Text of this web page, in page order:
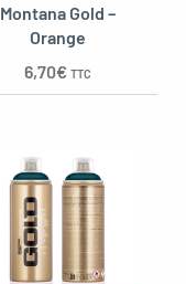
Montana Gold –
Orange
6,70€ TTC